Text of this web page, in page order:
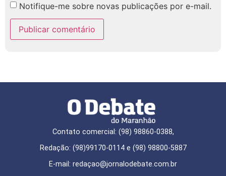
Notifique-me sobre novas publicações por e-mail.
Contato comercial: (98) 98860-0388,
Redação: (98)99170-0114 e (98) 98800-5887
E-mail: redaçao@jornalodebate.com.br